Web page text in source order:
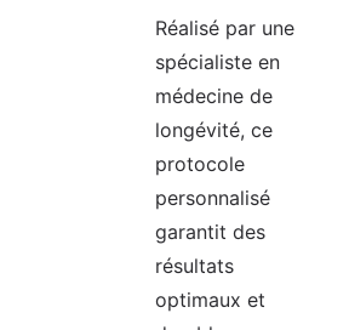
Réalisé par une
spécialiste en
médecine de
longévité, ce
protocole
personnalisé
garantit des
résultats
optimaux et